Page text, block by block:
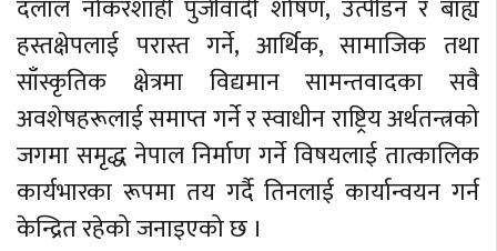
दलाल नोकरशाही पुँजीवादी शोषण, उत्पीडन र बाह्य
हस्तक्षेपलाई परास्त गर्ने, आर्थिक, सामाजिक तथा
साँस्कृतिक क्षेत्रमा विद्यमान सामन्तवादका सवै
अवशेषहरूलाई समाप्त गर्ने र स्वाधीन राष्ट्रिय अर्थतन्त्रको
जगमा समृद्ध नेपाल निर्माण गर्ने विषयलाई तात्कालिक
कार्यभारका रूपमा तय गर्दै तिनलाई कार्यान्वयन गर्न
केन्द्रित रहेको जनाइएको छ ।